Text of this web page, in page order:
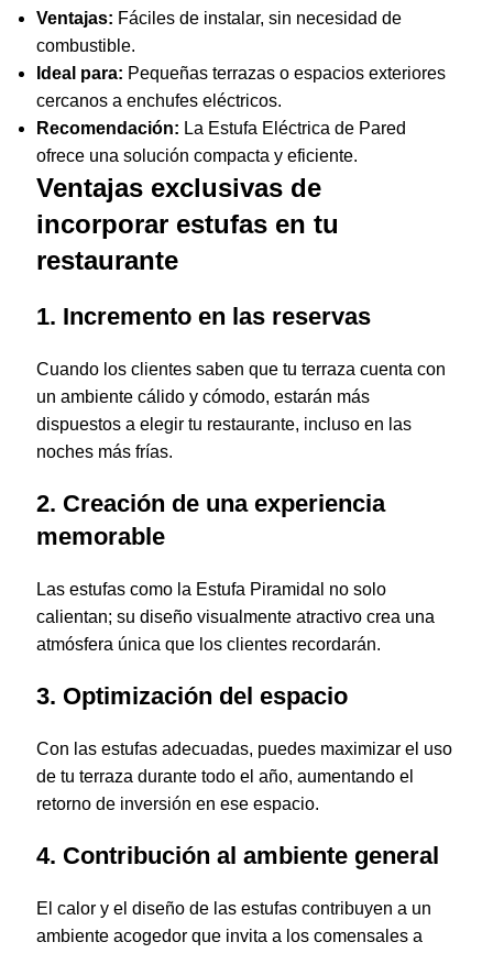
Ventajas: Fáciles de instalar, sin necesidad de
combustible.
Ideal para: Pequeñas terrazas o espacios exteriores
cercanos a enchufes eléctricos.
Recomendación: La Estufa Eléctrica de Pared
ofrece una solución compacta y eficiente.
Ventajas exclusivas de
incorporar estufas en tu
restaurante
1. Incremento en las reservas
Cuando los clientes saben que tu terraza cuenta con
un ambiente cálido y cómodo, estarán más
dispuestos a elegir tu restaurante, incluso en las
noches más frías.
2. Creación de una experiencia
memorable
Las estufas como la Estufa Piramidal no solo
calientan; su diseño visualmente atractivo crea una
atmósfera única que los clientes recordarán.
3. Optimización del espacio
Con las estufas adecuadas, puedes maximizar el uso
de tu terraza durante todo el año, aumentando el
retorno de inversión en ese espacio.
4. Contribución al ambiente general
El calor y el diseño de las estufas contribuyen a un
ambiente acogedor que invita a los comensales a